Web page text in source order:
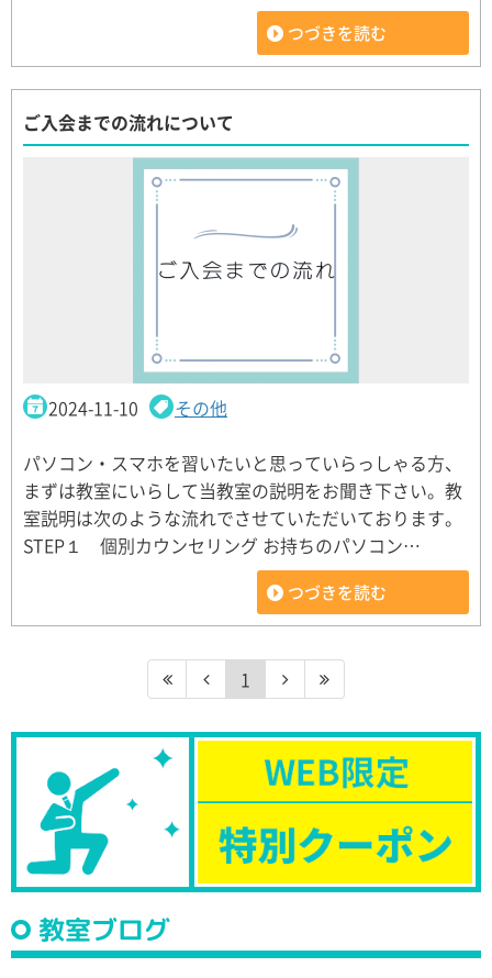
つづきを読む
ご入会までの流れについて
2024-11-10 その他
パソコン・スマホを習いたいと思っていらっしゃる方、
まずは教室にいらして当教室の説明をお聞き下さい。教
室説明は次のような流れでさせていただいております。
STEP１ 個別カウンセリング お持ちのパソコン…
つづきを読む
1
教室ブログ